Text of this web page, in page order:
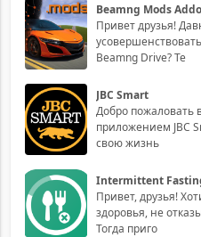
Beamng Mods
Привет друзья!
Beamng Drive? Те
JBC Smart
Добро пожаловать
приложением JBC
свою жизнь
Intermittent
Привет, друзья!
здоровья, не
Тогда приго